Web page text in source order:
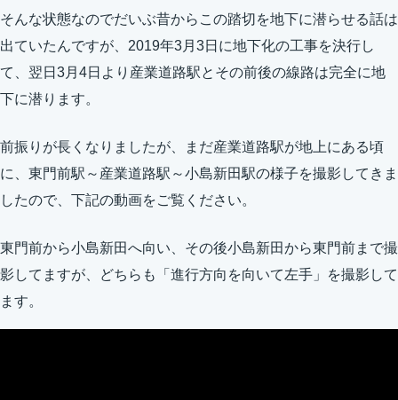
そんな状態なのでだいぶ昔からこの踏切を地下に潜らせる話は
出ていたんですが、2019年3月3日に地下化の工事を決行し
て、翌日3月4日より産業道路駅とその前後の線路は完全に地
下に潜ります。
前振りが長くなりましたが、まだ産業道路駅が地上にある頃
に、東門前駅～産業道路駅～小島新田駅の様子を撮影してきま
したので、下記の動画をご覧ください。
東門前から小島新田へ向い、その後小島新田から東門前まで撮
影してますが、どちらも「進行方向を向いて左手」を撮影して
ます。